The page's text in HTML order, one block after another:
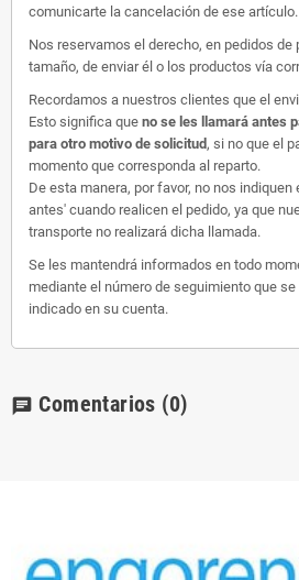
comunicarte la cancelación de ese artículo.
Nos reservamos el derecho, en pedidos de
tamaño, de enviar él o los productos vía
Recordamos a nuestros clientes que el
Esto significa que no se les llamará antes
para otro motivo de solicitud, si no que el
momento que corresponda al reparto.
De esta manera, por favor, no nos
antes' cuando realicen el pedido, ya que
transporte no realizará dicha llamada.
Se les mantendrá informados en todo
mediante el número de seguimiento que se
indicado en su cuenta.
chat Comentarios (0)